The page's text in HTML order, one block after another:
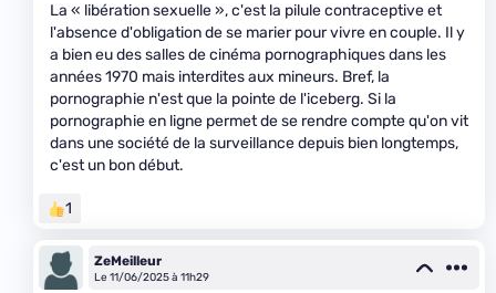
La « libération sexuelle », c'est la pilule contraceptive et
l'absence d'obligation de se marier pour vivre en couple. Il y
a bien eu des salles de cinéma pornographiques dans les
années 1970 mais interdites aux mineurs. Bref, la
pornographie n'est que la pointe de l'iceberg. Si la
pornographie en ligne permet de se rendre compte qu'on vit
dans une société de la surveillance depuis bien longtemps,
c'est un bon début.
1
ZeMeilleur
Le 11/06/2025 à 11h29